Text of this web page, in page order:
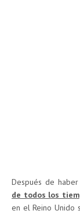
Después de haber
de todos los
en el Reino Unido